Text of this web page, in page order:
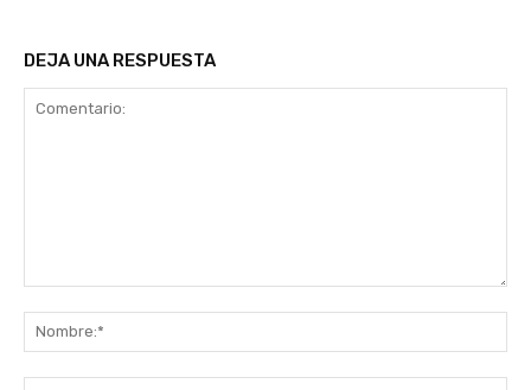
DEJA UNA RESPUESTA